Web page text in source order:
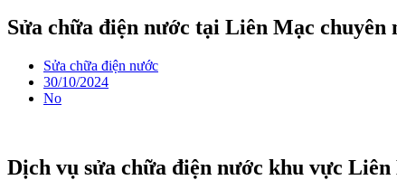
Sửa chữa điện nước tại Liên Mạc
Sửa chữa điện nước
30/10/2024
No
Dịch vụ sửa chữa điện nước khu vực Liên